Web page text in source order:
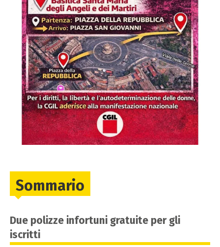
Sommario
Due polizze infortuni gratuite per gli
iscritti